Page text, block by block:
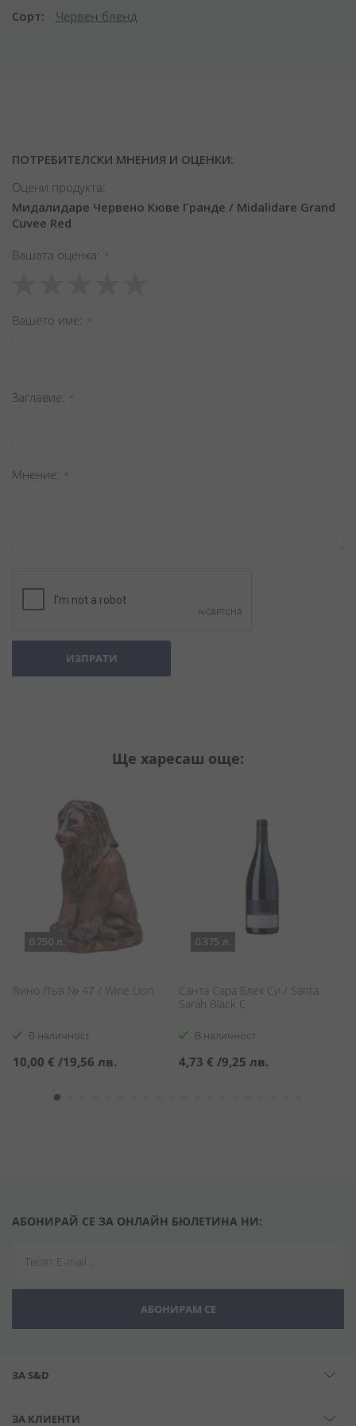
Сорт Червен бленд
ПОТРЕБИТЕЛСКИ МНЕНИЯ И ОЦЕНКИ:
Оцени продукта:
Мидалидаре Червено Кюве Гранде / Midalidare Grand
Cuvee Red
Вашата оценка
star
stars
stars
stars
stars
Вашето име
Заглавиe
Мнение
ИЗПРАТИ
Ще харесаш още:
0.750 л.
Вино Лъв № 47 / Wine Lion
В наличност
10,00 € /19,56 лв.
0.375 л.
Санта Сара Блек Си / Santa
Sarah Black C
В наличност
4,73 € /9,25 лв.
АБОНИРАЙ СЕ ЗА ОНЛАЙН БЮЛЕТИНА НИ:
АБОНИРАМ СЕ
ЗА S&D
ЗА КЛИЕНТИ